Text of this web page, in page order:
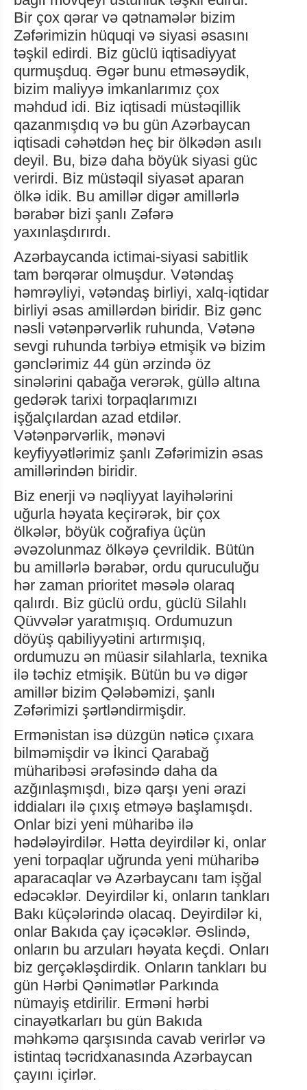
Bir çox qərar və qətnamələr bizim
Zəfərimizin hüquqi və siyasi əsasını
təşkil edirdi. Biz güclü iqtisadiyyat
qurmuşduq. Əgər bunu etməsəydik,
bizim maliyyə imkanlarımız çox
məhdud idi. Biz iqtisadi müstəqillik
qazanmışdıq və bu gün Azərbaycan
iqtisadi cəhətdən heç bir ölkədən asılı
deyil. Bu, bizə daha böyük siyasi güc
verirdi. Biz müstəqil siyasət aparan
ölkə idik. Bu amillər digər amillərlə
bərabər bizi şanlı Zəfərə
yaxınlaşdırırdı.
Azərbaycanda ictimai-siyasi sabitlik
tam bərqərar olmuşdur. Vətəndaş
həmrəyliyi, vətəndaş birliyi, xalq-iqtidar
birliyi əsas amillərdən biridir. Biz gənc
nəsli vətənpərvərlik ruhunda, Vətənə
sevgi ruhunda tərbiyə etmişik və bizim
gənclərimiz 44 gün ərzində öz
sinələrini qabağa verərək, güllə altına
gedərək tarixi torpaqlarımızı
işğalçılardan azad etdilər.
Vətənpərvərlik, mənəvi
keyfiyyətlərimiz şanlı Zəfərimizin əsas
amillərindən biridir.
Biz enerji və nəqliyyat layihələrini
uğurla həyata keçirərək, bir çox
ölkələr, böyük coğrafiya üçün
əvəzolunmaz ölkəyə çevrildik. Bütün
bu amillərlə bərabər, ordu quruculuğu
hər zaman prioritet məsələ olaraq
qalırdı. Biz güclü ordu, güclü Silahlı
Qüvvələr yaratmışıq. Ordumuzun
döyüş qabiliyyətini artırmışıq,
ordumuzu ən müasir silahlarla, texnika
ilə təchiz etmişik. Bütün bu və digər
amillər bizim Qələbəmizi, şanlı
Zəfərimizi şərtləndirmişdir.
Ermənistan isə düzgün nəticə çıxara
bilməmişdir və İkinci Qarabağ
müharibəsi ərəfəsində daha da
azğınlaşmışdı, bizə qarşı yeni ərazi
iddiaları ilə çıxış etməyə başlamışdı.
Onlar bizi yeni müharibə ilə
hədələyirdilər. Hətta deyirdilər ki, onlar
yeni torpaqlar uğrunda yeni müharibə
aparacaqlar və Azərbaycanı tam işğal
edəcəklər. Deyirdilər ki, onların tankları
Bakı küçələrində olacaq. Deyirdilər ki,
onlar Bakıda çay içəcəklər. Əslində,
onların bu arzuları həyata keçdi. Onları
biz gerçəkləşdirdik. Onların tankları bu
gün Hərbi Qənimətlər Parkında
nümayiş etdirilir. Erməni hərbi
cinayətkarları bu gün Bakıda
məhkəmə qarşısında cavab verirlər və
istintaq təcridxanasında Azərbaycan
çayını içirlər.